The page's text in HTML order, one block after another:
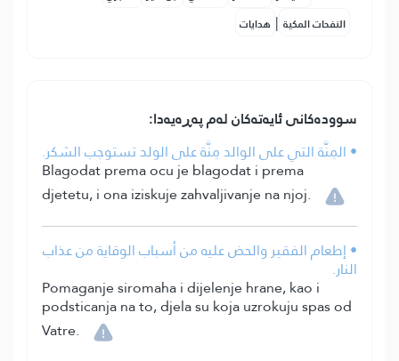
النفحات المكية | هدايات
سوودەکانی ئایەتەکان لەم پەڕەیەدا:
• المِنَّة التي على الوالد مِنَّة على الولد تستوجب الشكر.
Blagodat prema ocu je blagodat i prema
djetetu, i ona iziskuje zahvaljivanje na njoj.
• إطعام الفقير والحض عليه من أسباب الوقاية من عذاب
النار.
Pomaganje siromaha i dijelenje hrane, kao i
podsticanja na to, djela su koja uzrokuju spas od
Vatre.